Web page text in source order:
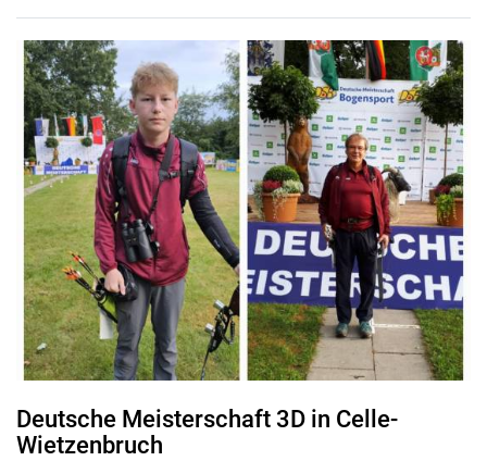
Deutsche Meisterschaft 3D in Celle-
Wietzenbruch